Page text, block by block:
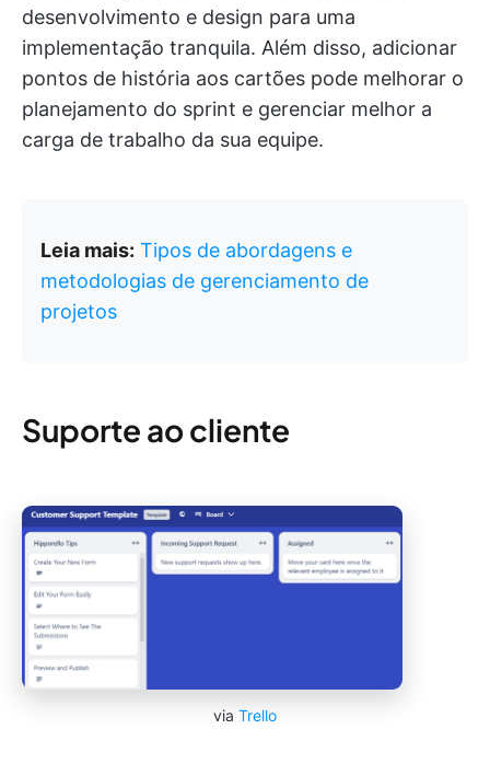
desenvolvimento e design para uma
implementação tranquila. Além disso, adicionar
pontos de história aos cartões pode melhorar o
planejamento do sprint e gerenciar melhor a
carga de trabalho da sua equipe.
Leia mais: Tipos de abordagens e
metodologias de gerenciamento de
projetos
Suporte ao cliente
via Trello